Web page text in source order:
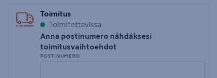
Toimitus
Toimitettavissa
Anna postinumero nähdäksesi
toimitusvaihtoehdot
POSTINUMERO